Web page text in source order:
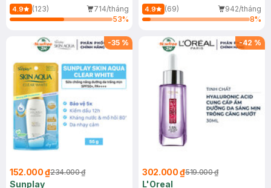
4.9 (123)
714/tháng
53%
(Mới)
4.9 (69)
942/tháng
8%
-35 %
152.000 ₫234.000 ₫
Sunplay
-42 %
302.000 ₫519.000 ₫
L'Oreal